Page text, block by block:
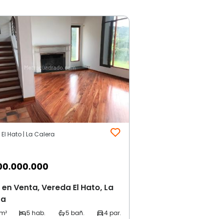
Hato | La Calera
Venta, Vereda El Hato, La